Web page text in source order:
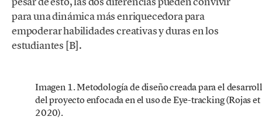
para una dinámica más enriquecedora para
empoderar habilidades creativas y duras en los
estudiantes [B].
Imagen 1. Metodología de diseño creada para el
del proyecto enfocada en el uso de Eye-tracking (Rojas et
2020).